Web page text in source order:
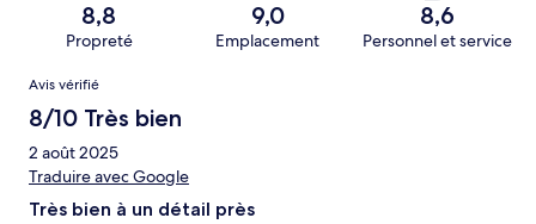
8,8
Propreté
9,0
Emplacement
8,6
Personnel et service
Avis
Avis vérifié
8/10 Très bien
2 août 2025
Traduire avec Google
Très bien à un détail près